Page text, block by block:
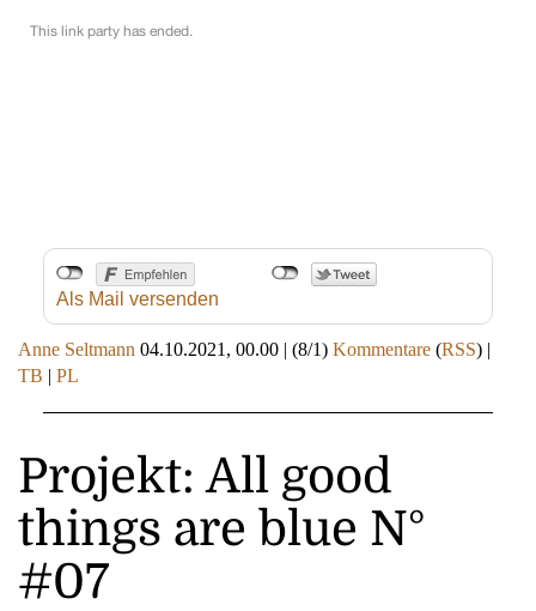
Als Mail versenden
Anne Seltmann 04.10.2021, 00.00 | (8/1) Kommentare (RSS) |
TB | PL
Projekt: All good
things are blue N°
#07